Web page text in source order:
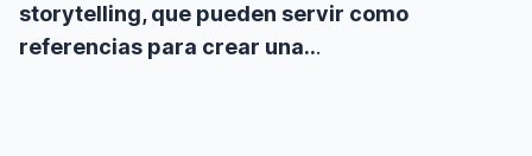
storytelling, que pueden servir como
referencias para crear una...